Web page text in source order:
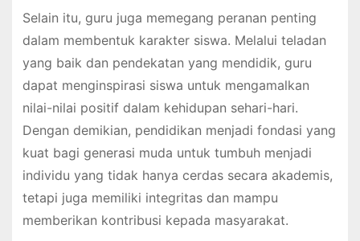
Selain itu, guru juga memegang peranan penting
dalam membentuk karakter siswa. Melalui teladan
yang baik dan pendekatan yang mendidik, guru
dapat menginspirasi siswa untuk mengamalkan
nilai-nilai positif dalam kehidupan sehari-hari.
Dengan demikian, pendidikan menjadi fondasi yang
kuat bagi generasi muda untuk tumbuh menjadi
individu yang tidak hanya cerdas secara akademis,
tetapi juga memiliki integritas dan mampu
memberikan kontribusi kepada masyarakat.